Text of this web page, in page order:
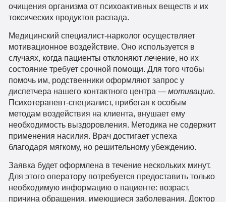
очищения организма от психоактивных веществ и их
токсических продуктов распада.
Медицинский специалист-нарколог осуществляет
мотивационное воздействие. Оно используется в
случаях, когда пациенты отклоняют лечение, но их
состояние требует срочной помощи. Для того чтобы
помочь им, родственники оформляют запрос у
диспетчера нашего контактного центра — мотивацию.
Психотерапевт-специалист, прибегая к особым
методам воздействия на клиента, внушает ему
необходимость выздоровления. Методика не содержит
применения насилия. Врач достигает успеха
благодаря мягкому, но решительному убеждению.
Заявка будет оформлена в течение нескольких минут.
Для этого оператору потребуется предоставить только
необходимую информацию о пациенте: возраст,
причина обращения, имеющиеся заболевания. Доктор